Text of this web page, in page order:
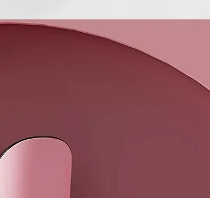
HYDROGENATED CASTOR
OFFICINALIS LEAF
OFFICINALIS
ALBA (WILLOW) BARK
CITRIC ACID, CLIMBAZOLE,
IMIDAZOLIDINYL UREA,
OIL (MELALEUCA
OIL), MENTHOL,
PANTHENOL, PARFUM
OLAMINE, POLYSORBATE
ROSMARINUS
OFFICINALIS